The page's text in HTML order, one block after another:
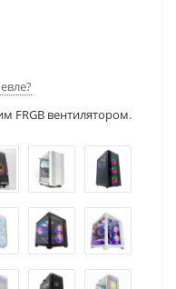
FRGB вентилятором.